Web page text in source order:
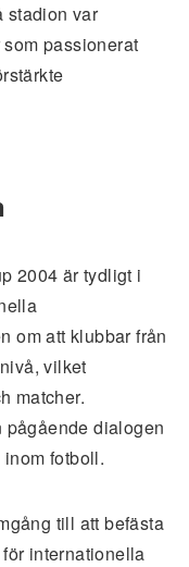
stadion var
passionerat
2004 är tydligt i
om att klubbar från
vilket
matcher.
dialogen
fotboll.
till att befästa
internationella